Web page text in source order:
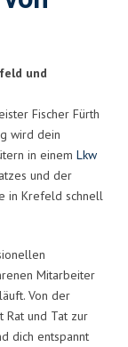
und
Fischer Fürth
wird dein
in einem Lkw
und der
in Krefeld schnell
Mitarbeiter
Von der
Rat und Tat zur
dich entspannt